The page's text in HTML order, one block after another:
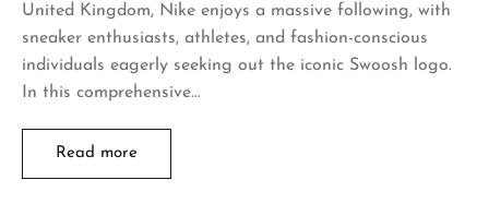
United Kingdom, Nike enjoys a massive following, with
sneaker enthusiasts, athletes, and fashion-conscious
individuals eagerly seeking out the iconic Swoosh logo.
In this comprehensive…
Read more